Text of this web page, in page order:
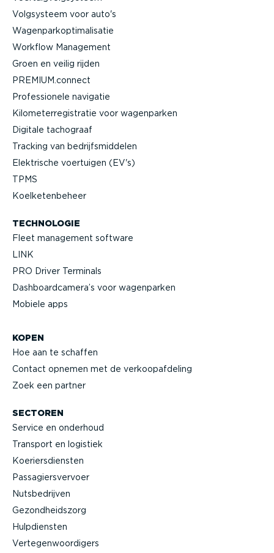
Volgsysteem voor auto's
Wagen­par­kop­ti­ma­li­satie
Workflow Management
Groen en veilig rijden
PREMIUM.connect
Profes­si­onele navigatie
Kilome­ter­re­gi­stratie voor wagenparken
Digitale tachograaf
Tracking van bedrijfs­mid­delen
Elektrische voertuigen (EV's)
TPMS
Koelke­ten­beheer
TECHNOLOGIE
Fleet management software
LINK
PRO Driver Terminals
Dashboard­camera’s voor wagenparken
Mobiele apps
KOPEN
Hoe aan te schaffen
Contact opnemen met de verkoop­af­deling
Zoek een partner
SECTOREN
Service en onderhoud
Transport en logistiek
Koeriers­diensten
Passa­giers­vervoer
Nutsbe­drijven
Gezond­heidszorg
Hulpdiensten
Verte­gen­woor­digers